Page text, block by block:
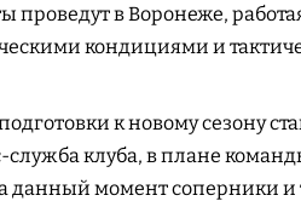
проведут в Воронеже,
кондициями и
к новому сезону
клуба, в плане
данный момент соперники